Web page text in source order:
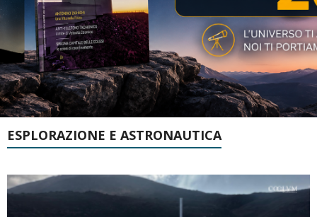
ESPLORAZIONE E ASTRONAUTICA